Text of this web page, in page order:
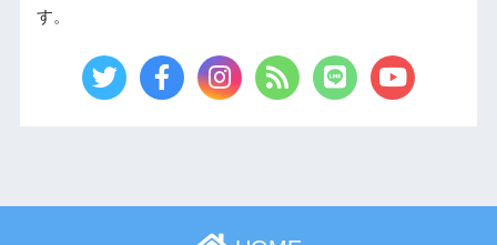
す。